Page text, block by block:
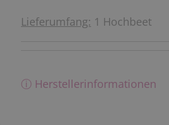
Lieferumfang: 1 Hochbeet
ⓘ Herstellerinformationen